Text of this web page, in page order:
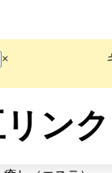
×
ン